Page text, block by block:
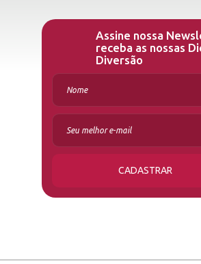
Assine nossa
receba as nossas
Diversão
CADASTRAR